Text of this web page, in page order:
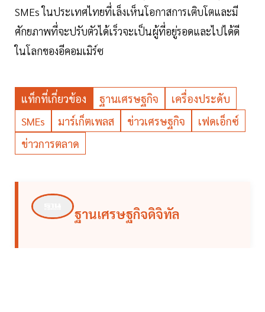
SMEs ในประเทศไทยที่เล็งเห็นโอกาสการเติบโตและมี
ศักยภาพที่จะปรับตัวได้เร็วจะเป็นผู้ที่อยู่รอดและไปได้ดี
ในโลกของอีคอมเมิร์ซ
แท็กที่เกี่ยวข้อง ฐานเศรษฐกิจ
เครื่องประดับ
SMEs
มาร์เก็ตเพลส ข่าวเศรษฐกิจ
เฟดเอ็กซ์
ข่าวการตลาด
ฐานเศรษฐกิจดิจิทัล